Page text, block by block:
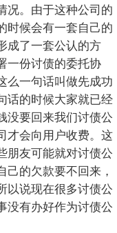
况。由于这种公司的
时候会有一套自己的
成了一套公认的方
一份讨债的委托协
么一句话叫做先成功
话的时候大家就已经
没要回来我们讨债公
才会向用户收费。这
朋友可能就对讨债公
的欠款要不回来，
以说现在很多讨债公
没有办好作为讨债公